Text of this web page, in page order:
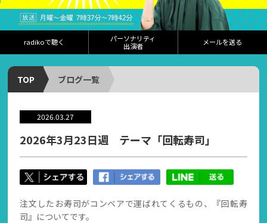
radikoで聴く
パーソナリティ
出演者
メールを送る
TOP ブログ一覧
2026.03.27
2026年3月23日週 テーマ「回転寿司」
注文したお寿司がコンベアで運ばれてくるもの、『回転寿
司』についてです。